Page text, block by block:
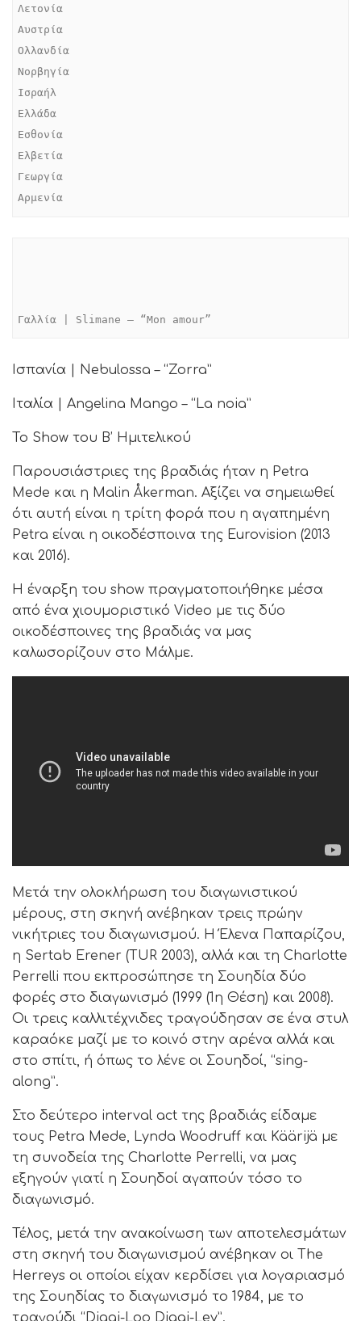
Λετονία
Αυστρία
Ολλανδία
Νορβηγία
Ισραήλ
Ελλάδα
Εσθονία
Ελβετία
Γεωργία
Αρμενία
Γαλλία | Slimane – “Mon amour”
Ισπανία | Nebulossa – “Zorra”
Ιταλία | Angelina Mango – “La noia”
Το Show του Β’ Ημιτελικού
Παρουσιάστριες της βραδιάς ήταν η Petra
Mede και η Malin Åkerman. Αξίζει να σημειωθεί
ότι αυτή είναι η τρίτη φορά που η αγαπημένη
Petra είναι η οικοδέσποινα της Eurovision (2013
και 2016).
Η έναρξη του show πραγματοποιήθηκε μέσα
από ένα χιουμοριστικό Video με τις δύο
οικοδέσποινες της βραδιάς να μας
καλωσορίζουν στο Μάλμε.
Μετά την ολοκλήρωση του διαγωνιστικού
μέρους, στη σκηνή ανέβηκαν τρεις πρώην
νικήτριες του διαγωνισμού. Η Έλενα Παπαρίζου,
η Sertab Erener (TUR 2003), αλλά και τη Charlotte
Perrelli που εκπροσώπησε τη Σουηδία δύο
φορές στο διαγωνισμό (1999 (1η Θέση) και 2008).
Οι τρεις καλλιτέχνιδες τραγούδησαν σε ένα στυλ
καραόκε μαζί με το κοινό στην αρένα αλλά και
στο σπίτι, ή όπως το λένε οι Σουηδοί, “sing-
along”.
Στο δεύτερο interval act της βραδιάς είδαμε
τους Petra Mede, Lynda Woodruff και Käärijä με
τη συνοδεία της Charlotte Perrelli, να μας
εξηγούν γιατί η Σουηδοί αγαπούν τόσο το
διαγωνισμό.
Τέλος, μετά την ανακοίνωση των αποτελεσμάτων
στη σκηνή του διαγωνισμού ανέβηκαν οι The
Herreys οι οποίοι είχαν κερδίσει για λογαριασμό
της Σουηδίας το διαγωνισμό το 1984, με το
τραγούδι “Diggi-Loo Diggi-Ley”.